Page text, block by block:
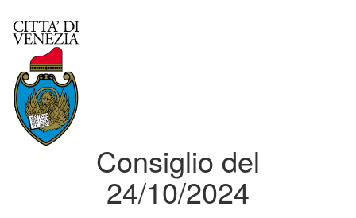
Consiglio del
24/10/2024